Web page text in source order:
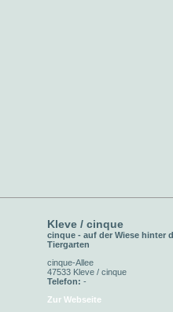
Kleve / cinque
cinque - auf der Wiese hinter
Tiergarten
cinque-Allee
47533 Kleve / cinque
Telefon: -
Zur Webseite